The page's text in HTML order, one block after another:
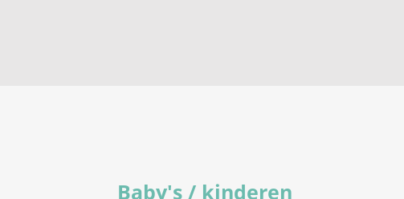
Baby's / kinderen